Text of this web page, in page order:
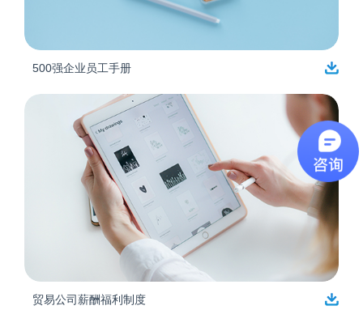
500强企业员工手册
贸易公司薪酬福利制度